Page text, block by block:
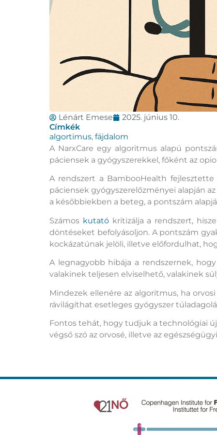
Lénárt Emese
2025. június 10.
Címkék
algortimus, fájdalom
A NarxCare egy algoritmus alapú
páciensek a gyógyszerekkel, főként az
A rendszert a BambooHealth
páciensek gyógyszerelőzményei alapján
a későbbiekben a beteg, a pontszám
Számos kutatókritizálja a rendszert,
döntéseket befolyásoljon. A pontszám
kockázatúnak jelöli, illetve előfordulhat,
A legnagyobb hibája a rendszernek,
valakinek teljesen elviselhető, valakinek
Mindezek ellenére az algoritmus, ha
rávilágíthat esetleges gyógyszer
Fontos tehát, hogy tudjuk a technológiai
végső szó az orvosé, illetve az